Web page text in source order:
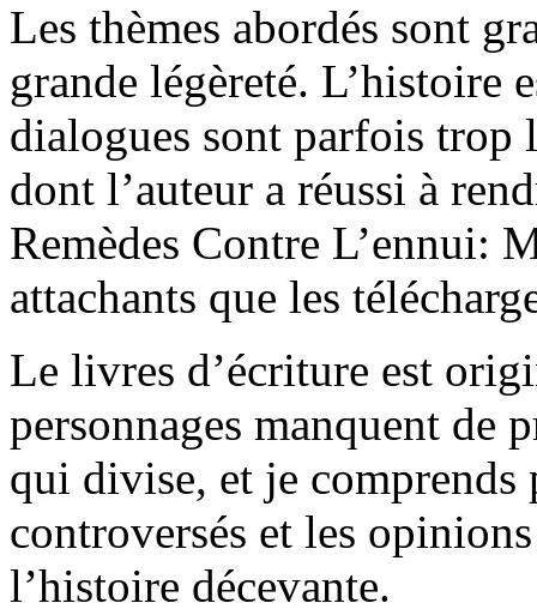
Les thèmes abordés sont
grande légèreté. L’histoire
dialogues sont parfois trop
dont l’auteur a réussi à
Remèdes Contre L’ennui:
attachants que les
Le livres d’écriture est
personnages manquent
qui divise, et je comprends
controversés et les
l’histoire décevante.